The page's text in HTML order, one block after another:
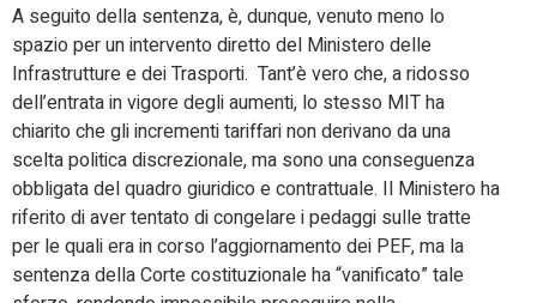
A seguito della sentenza, è, dunque, venuto meno lo
spazio per un intervento diretto del Ministero delle
Infrastrutture e dei Trasporti. Tant’è vero che, a ridosso
dell’entrata in vigore degli aumenti, lo stesso MIT ha
chiarito che gli incrementi tariffari non derivano da una
scelta politica discrezionale, ma sono una conseguenza
obbligata del quadro giuridico e contrattuale. Il Ministero ha
riferito di aver tentato di congelare i pedaggi sulle tratte
per le quali era in corso l’aggiornamento dei PEF, ma la
sentenza della Corte costituzionale ha “vanificato” tale